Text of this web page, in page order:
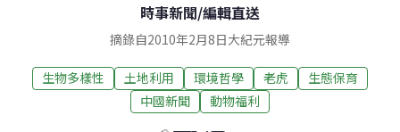
時事新聞/編輯直送
摘錄自2010年2月8日大紀元報導
生物多樣性 土地利用 環境哲學 老虎
生態保育
中國新聞
動物福利